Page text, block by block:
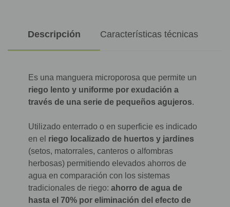
Descripción Características técnicas
Es una manguera microporosa que permite un
riego lento y uniforme por exudación a
través de una serie de pequeños agujeros.
Utilizado enterrado o en superficie es indicado
en el riego localizado de huertos y jardines
(setos, matorrales, canteros o alfombras
herbosas) permitiendo elevados ahorros de
agua en comparación con los sistemas
tradicionales de riego: ahorro de agua de
hasta el 70% por eliminación del efecto de